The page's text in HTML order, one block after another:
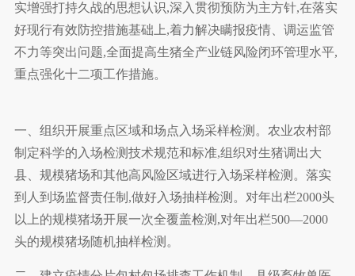
实增强打持久战的思想认识,深入贯彻预防为主方针,在落实
好现行有效防控措施基础上,着力解决瞒报疫情、调运监管
不力等突出问题,全面提高生猪全产业链风险闭环管理水平,
重点强化十二项工作措施。
一、组织开展重点区域和场点入场采样检测。农业农村部
制定科学的入场检测技术规范和标准,组织对生猪调出大
县、规模猪场和其他高风险区域进行入场采样检测。落实
到人到场监督责任制,做好入场抽样检测。对年出栏2000头
以上的规模猪场开展一次全覆盖检测,对年出栏500—2000
头的规模猪场随机抽样检测。